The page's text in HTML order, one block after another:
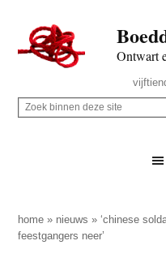
naar
de
inhoud
secondary
naar
de
sidebar
naar
de
Ontwart
Rechts
Z
p
d
Z
i
n
home » nieuws »‘chinese
feestgangers neer’